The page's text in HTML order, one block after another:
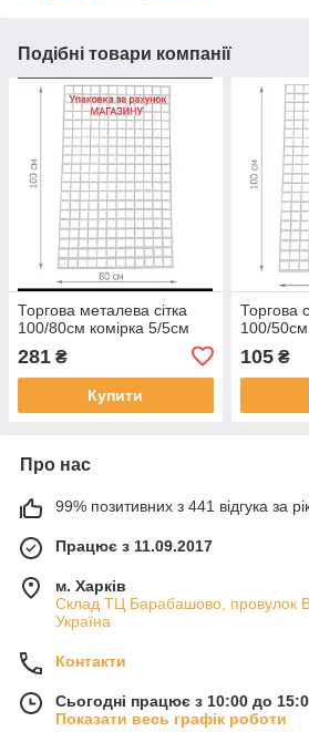
Подібні товари компанії
Торгова металева сітка
100/80см комірка 5/5см
281 ₴
Купити
Торгова
100/
105₴
Про нас
99% позитивних з 441 відгука за
Працює з 11.09.2017
м. Харків
Склад ТЦ Барабашово, провулок
Україна
Контакти
Сьогодні працює з 10:00 до
Показати весь графік роботи